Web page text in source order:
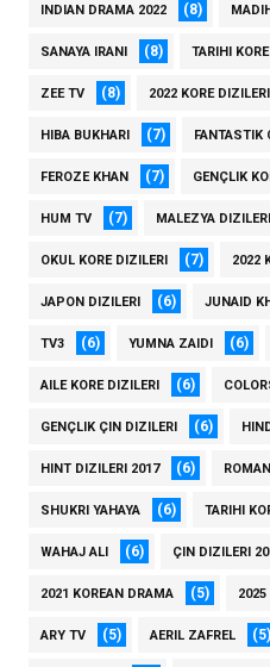
INDIAN DRAMA 2022 (8)
SANAYA IRANI (8) TARIHI
ZEE TV (8) 2022 KORE DIZILERI
HIBA BUKHARI (7) FANTASTIK
FEROZE KHAN (7) GENÇLIK
HUM TV (7) MALEZYA
OKUL KORE DIZILERI (7) 2022
JAPON DIZILERI (6) JUNAID
TV3 (6) YUMNA ZAIDI (6)
AILE KORE DIZILERI (6)
GENÇLIK ÇIN DIZILERI (6)
HINT DIZILERI 2017 (6)
SHUKRI YAHAYA (6) TARIHI
WAHAJ ALI (6) ÇIN DIZILERI
2021 KOREAN DRAMA (5) 2025
ARY TV (5) AERIL ZAFREL (5)